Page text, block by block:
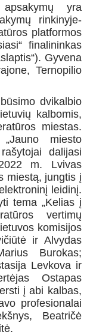
yra
rinkinyje-
platformos
finalininkas
Gyvena
Ternopilio
dvikalbio
kalbomis,
miestas.
miesto
dalijasi
m. Lvivas
miestą, jungtis į
leidinį.
tema „Kelias į
vertimų
komisijos
ir Alvydas
Burokas;
Levkova ir
Ostapas
į abi kalbas,
profesionalai
Beatričė